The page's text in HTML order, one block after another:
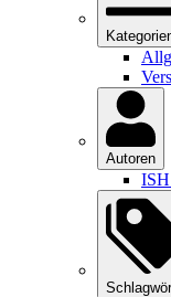
Autoren